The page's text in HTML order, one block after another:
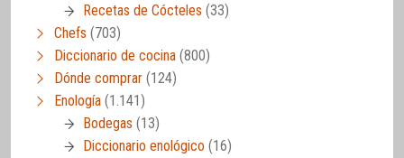
Recetas de Cócteles (33)
Chefs (703)
Diccionario de cocina (800)
Dónde comprar (124)
Enología (1.141)
Bodegas (13)
Diccionario enológico (16)